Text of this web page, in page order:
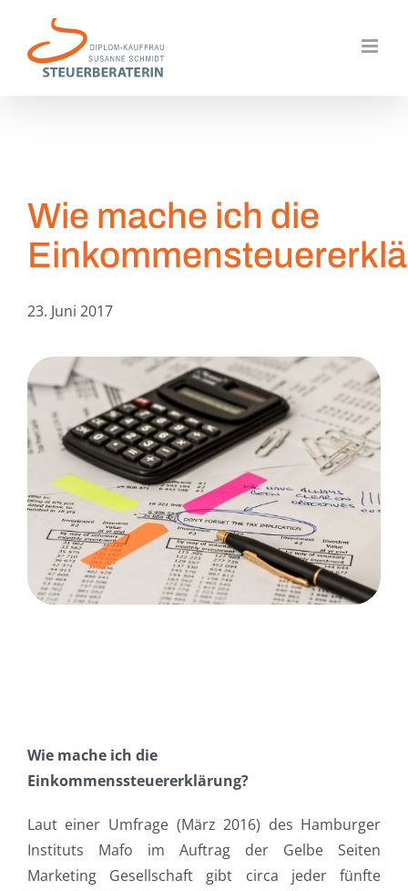
springen
Wie mache ich die
23. Juni 2017
Wie mache ich die
Einkommenssteuererklärung?
Laut einer Umfrage (März 2016) des Hamburger
Instituts Mafo im Auftrag der Gelbe Seiten
Marketing Gesellschaft gibt circa jeder fünfte